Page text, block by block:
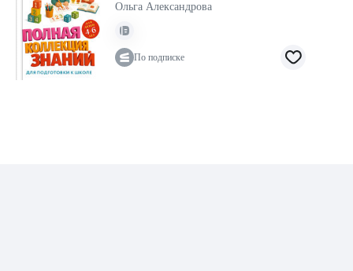
Ольга Александрова
По подписке